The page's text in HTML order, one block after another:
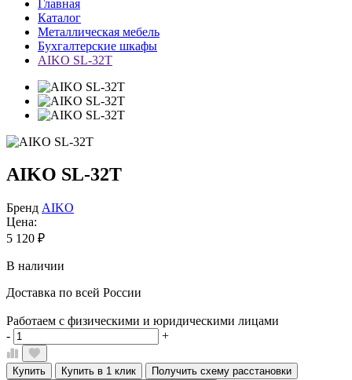
Главная
Каталог
Металлическая мебель
Бухгалтерские шкафы
AIKO SL-32Т
AIKO SL-32Т
Бренд AIKO
Цена:
5 120 ₽
В наличии
Доставка по всей России
Работаем с физическими и юридическими лицами
-
+
Купить Купить в 1 клик
Получить схему расстановки